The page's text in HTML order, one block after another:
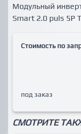
Модульный
Smart 2.0 puls 5P
Стоимость по
под заказ
СМОТРИТЕ